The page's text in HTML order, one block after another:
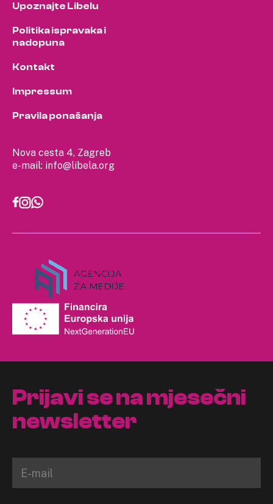
Nova cesta 4, Zagreb
e-mail: info@libela.org
Upoznajte Libelu
Politika ispravaka i
nadopuna
Kontakt
Impressum
Pravila ponašanja
Prijavi se na mjesečni
newsletter